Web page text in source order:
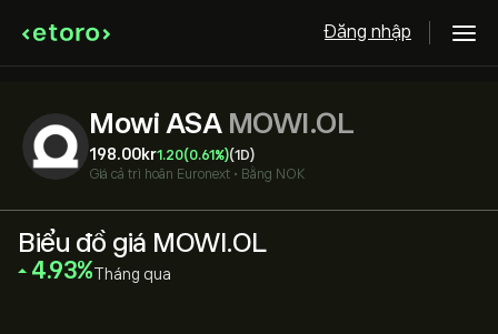
Đăng nhập
Mowi ASA MOWI.OL
198.00‎kr‎1.20(0.61%)(1D)
Giá cả trì hoãn Euronext • Bằng NOK
Biểu đồ giá MOWI.OL
‎4.93‎ Tháng qua